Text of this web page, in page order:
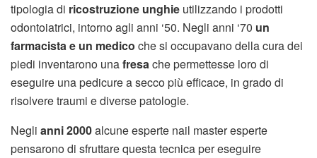
tipologia di ricostruzione unghie utilizzando i prodotti
odontoiatrici, intorno agli anni ‘50. Negli anni ‘70 un
farmacista e un medico che si occupavano della cura dei
piedi inventarono unafresache permettesse loro di
eseguire una pedicure a secco più efficace, in grado di
risolvere traumi e diverse patologie.
Negli anni 2000alcune esperte nail master esperte
pensarono di sfruttare questa tecnica per eseguire